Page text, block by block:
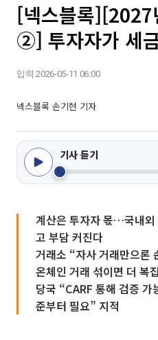
[넥스블록][2027
②] 투자자가 세
입력 2026-05-11 06:00
넥스블록 손기현 기자
기사 듣기
계산은 투자자 몫…국내외
고 부담 커진다
거래소 “자사 거래만으론
온체인 거래 섞이면 더 복
당국 “CARF 통해 검증
준부터 필요” 지적